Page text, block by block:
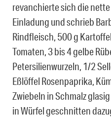
revanchierte sich die
Einladung und schrieb
Rindﬂeisch, 500 g
Tomaten, 3 bis 4 gelbe
Petersilienwurzeln, 1/2
Eßlöffel Rosenpaprika,
Zwiebeln in Schmalz
in Würfel geschnitten